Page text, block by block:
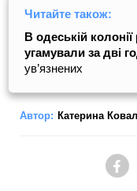
Читайте також:
В одеській
угамували за дві
ув’язнених
Автор: Катерина